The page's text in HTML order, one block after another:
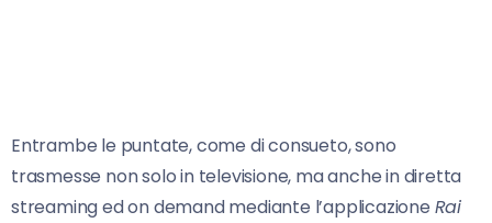
Entrambe le puntate, come di consueto, sono
trasmesse non solo in televisione, ma anche in diretta
streaming ed on demand mediante l’applicazione Rai